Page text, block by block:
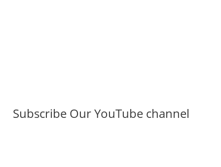
Subscribe Our YouTube channel